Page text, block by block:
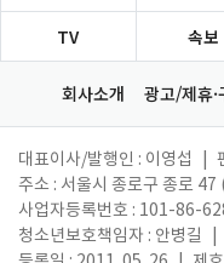
TV 속보
회사소개 광고/제휴·
대표이사/발행인 : 이영섭
주소 : 서울시 종로구 종로
사업자등록번호 : 101-86-
청소년보호책임자 : 안병길